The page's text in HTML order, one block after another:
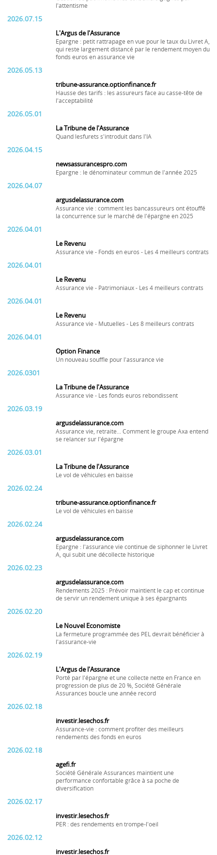
l'attentisme
2026.07.15
L'Argus de l'Assurance
Epargne : petit rattrapage en vue pour le taux du Livret A,
qui reste largement distancé par le rendement moyen du
fonds euros en assurance vie
2026.05.13
tribune-assurance.optionfinance.fr
Hausse des tarifs : les assureurs face au casse-tête de
l'acceptabilité
2026.05.01
La Tribune de l'Assurance
Quand lesfurets s'introduit dans l'IA
2026.04.15
newsassurancespro.com
Epargne : le dénominateur commun de l'année 2025
2026.04.07
argusdelassurance.com
Assurance vie : comment les bancassureurs ont étouffé
la concurrence sur le marché de l'épargne en 2025
2026.04.01
Le Revenu
Assurance vie - Fonds en euros - Les 4 meilleurs contrats
2026.04.01
Le Revenu
Assurance vie - Patrimoniaux - Les 4 meilleurs contrats
2026.04.01
Le Revenu
Assurance vie - Mutuelles - Les 8 meilleurs contrats
2026.04.01
Option Finance
Un nouveau souffle pour l'assurance vie
2026.0301
La Tribune de l'Assurance
Assurance vie - Les fonds euros rebondissent
2026.03.19
argusdelassurance.com
Assurance vie, retraite... Comment le groupe Axa entend
se relancer sur l'épargne
2026.03.01
La Tribune de l'Assurance
Le vol de véhicules en baisse
2026.02.24
tribune-assurance.optionfinance.fr
Le vol de véhicules en baisse
2026.02.24
argusdelassurance.com
Epargne : l'assurance vie continue de siphonner le Livret
A, qui subit une décollecte historique
2026.02.23
argusdelassurance.com
Rendements 2025 : Prévoir maintient le cap et continue
de servir un rendement unique à ses épargnants
2026.02.20
Le Nouvel Economiste
La fermeture programmée des PEL devrait bénéficier à
l'assurance-vie
2026.02.19
L'Argus de l'Assurance
Porté par l'épargne et une collecte nette en France en
progression de plus de 20 %, Société Générale
Assurances boucle une année record
2026.02.18
investir.lesechos.fr
Assurance-vie : comment profiter des meilleurs
rendements des fonds en euros
2026.02.18
agefi.fr
Société Générale Assurances maintient une
performance confortable grâce à sa poche de
diversification
2026.02.17
investir.lesechos.fr
PER : des rendements en trompe-l'oeil
2026.02.12
investir.lesechos.fr